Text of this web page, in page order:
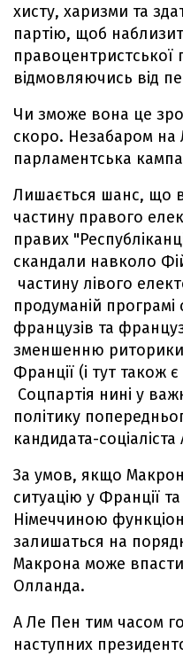
хисту, харизми та
партію, щоб
правоцентристської
відмовляючись від
Чи зможе вона це
скоро. Незабаром на
парламентська
Лишається шанс, що
частину правого
правих
скандали навколо
частину лівого
продуманій програмі
французів та
зменшенню риторики
Франції (і тут також
Соцпартія нині у
політику
кандидата-
За умов, якщо
ситуацію у Франції
Німеччиною
залишаться на
Макрона може
Олланда.
А Ле Пен тим часом
наступних